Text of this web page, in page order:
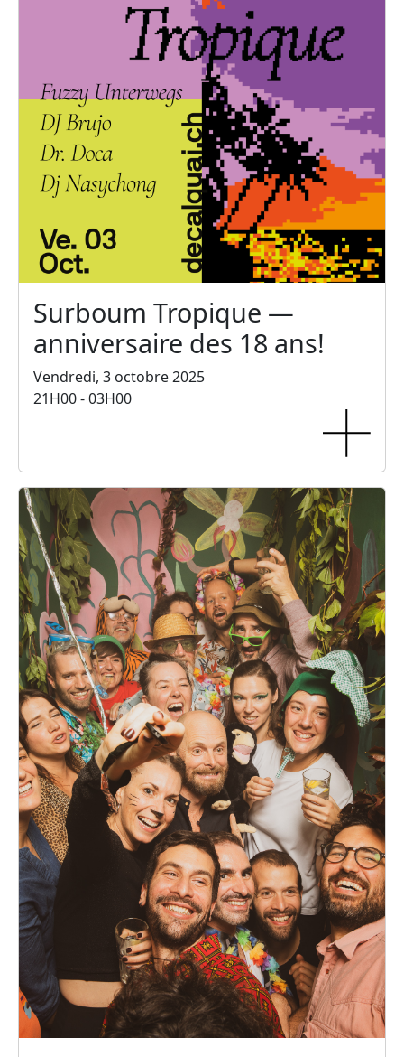
Surboum Tropique —
anniversaire des 18 ans!
Vendredi, 3 octobre 2025
21H00 - 03H00